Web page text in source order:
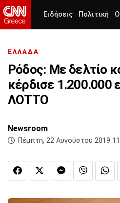
Ειδήσεις Πολιτική
ΕΛΛΑΔΑ
Ρόδος: Με δελτίο
κέρδισε 1.200.000
ΛΟΤΤΟ
Newsroom
Πέμπτη, 22 Αυγούστου 2019